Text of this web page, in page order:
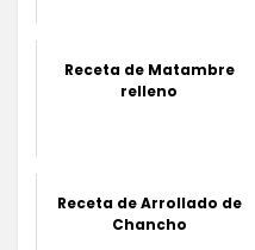
Receta de Matambre
relleno
Receta de Arrollado de
Chancho